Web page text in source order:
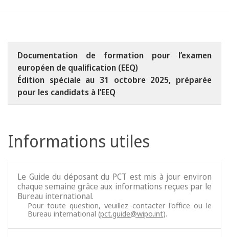
Documentation de formation pour l’examen
européen de qualification (EEQ)
Édition spéciale au 31 octobre 2025, préparée
pour les candidats à l’EEQ
Informations utiles
Le Guide du déposant du PCT est mis à jour environ
chaque semaine grâce aux informations reçues par le
Bureau international.
Pour toute question, veuillez contacter l'office ou le
Bureau international (pct.guide@wipo.int).